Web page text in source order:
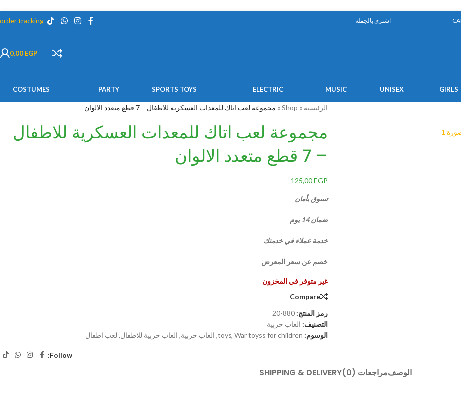
اشتري بالجملة order tracking
0,00 EGP
GIRLS
UNISEX
MUSIC
ELECTRIC
SPORTS TOYS
PARTY
COSTUMES
الرئيسية »
Shop
» مجموعة لعب اتاك للمعدات العسكرية للاطفال – 7 قطع متعدد الالوان
مجموعة لعب اتاك للمعدات العسكرية للاطفال
– 7 قطع متعدد الالوان
125,00EGP
تسوق بأمان
ضمان 14 يوم
خدمة عملاء في خدمتك
خصم عن سعر المعرض
غير متوفر في المخزون
Compare
رمز المنتج: 880-20
التصنيف: العاب حربية
الوسوم:
toys, War toyss for children
, العاب حربية, العاب حربية للاطفال, لعب اطفال
Follow:
الوصفمراجعات (0) SHIPPING & DELIVERY